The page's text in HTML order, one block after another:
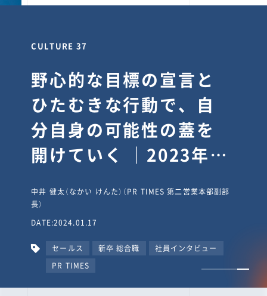
CULTURE 30
逆境では自分のスタン
スを変え“予想を裏切
り、期待を超える”【真
輔塾・前編】
山田真輔（やまだ しんすけ）（執行役員 兼 Jooto事業部
長）
DATE:2023.09.08
カルチャー CxO キャリア入社 Jooto